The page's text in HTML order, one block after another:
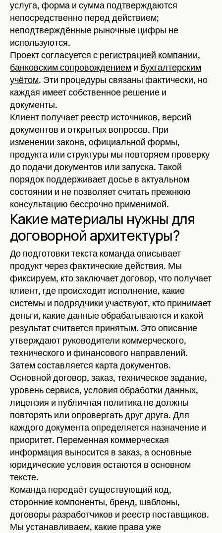
услуга, форма и сумма подтверждаются
непосредственно перед действием;
неподтверждённые рыночные цифры не
используются.
Проект согласуется с регистрацией компании,
банковским сопровождением и бухгалтерским
учётом. Эти процедуры связаны фактически, но
каждая имеет собственное решение и
документы.
Клиент получает реестр источников, версий
документов и открытых вопросов. При
изменении закона, официальной формы,
продукта или структуры мы повторяем проверку
до подачи документов или запуска. Такой
порядок поддерживает досье в актуальном
состоянии и не позволяет считать прежнюю
консультацию бессрочно применимой.
Какие материалы нужны для
договорной архитектуры?
До подготовки текста команда описывает
продукт через фактические действия. Мы
фиксируем, кто заключает договор, что получает
клиент, где происходит исполнение, какие
системы и подрядчики участвуют, кто принимает
деньги, какие данные обрабатываются и какой
результат считается принятым. Это описание
утверждают руководители коммерческого,
технического и финансового направлений.
Затем составляется карта документов.
Основной договор, заказ, техническое задание,
уровень сервиса, условия обработки данных,
лицензия и публичная политика не должны
повторять или опровергать друг друга. Для
каждого документа определяется назначение и
приоритет. Переменная коммерческая
информация выносится в заказ, а основные
юридические условия остаются в основном
тексте.
Команда передаёт существующий код,
сторонние компоненты, бренд, шаблоны,
договоры разработчиков и реестр поставщиков.
Мы устанавливаем, какие права уже